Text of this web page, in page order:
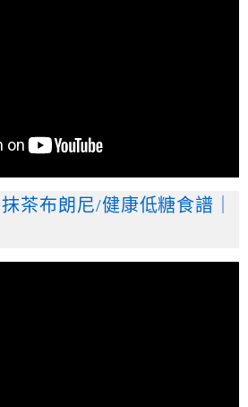
茶布朗尼/健康低糖食譜｜